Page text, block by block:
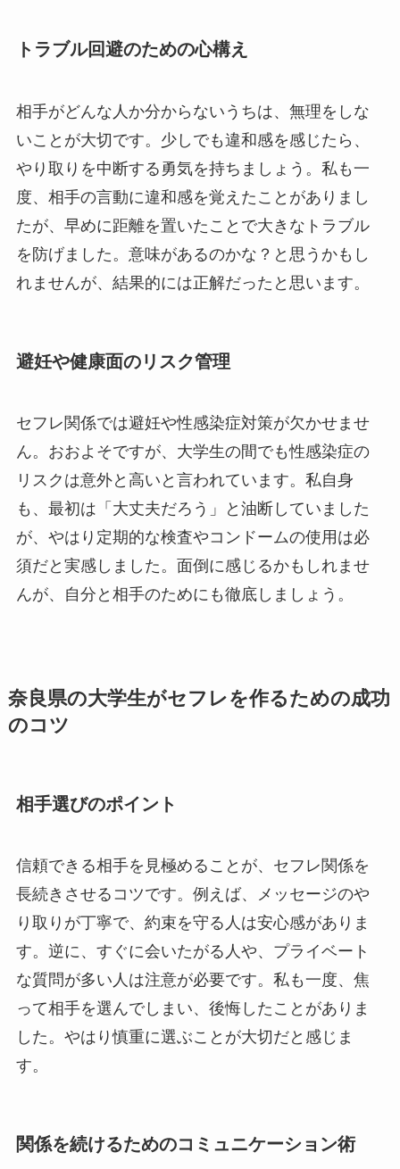
トラブル回避のための心構え
相手がどんな人か分からないうちは、無理をしな
いことが大切です。少しでも違和感を感じたら、
やり取りを中断する勇気を持ちましょう。私も一
度、相手の言動に違和感を覚えたことがありまし
たが、早めに距離を置いたことで大きなトラブル
を防げました。意味があるのかな？と思うかもし
れませんが、結果的には正解だったと思います。
避妊や健康面のリスク管理
セフレ関係では避妊や性感染症対策が欠かせませ
ん。おおよそですが、大学生の間でも性感染症の
リスクは意外と高いと言われています。私自身
も、最初は「大丈夫だろう」と油断していました
が、やはり定期的な検査やコンドームの使用は必
須だと実感しました。面倒に感じるかもしれませ
んが、自分と相手のためにも徹底しましょう。
奈良県の大学生がセフレを作るための成功
のコツ
相手選びのポイント
信頼できる相手を見極めることが、セフレ関係を
長続きさせるコツです。例えば、メッセージのや
り取りが丁寧で、約束を守る人は安心感がありま
す。逆に、すぐに会いたがる人や、プライベート
な質問が多い人は注意が必要です。私も一度、焦
って相手を選んでしまい、後悔したことがありま
した。やはり慎重に選ぶことが大切だと感じま
す。
関係を続けるためのコミュニケーション術